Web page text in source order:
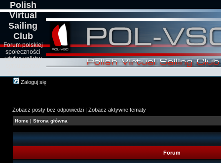
Polish
Virtual
Sailing
Club
Forum polskiej
społeczności
użytkowników
Zaloguj się
Zobacz posty bez odpowiedzi | Zobacz aktywne tematy
Home | Strona główna
Forum